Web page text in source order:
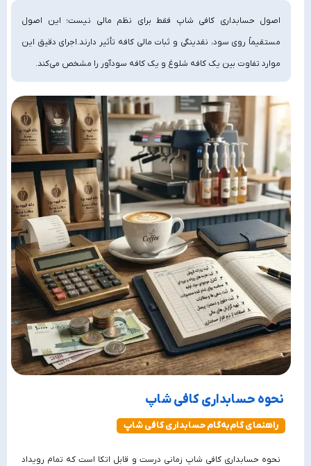
اصول حسابداری کافی شاپ فقط برای نظم مالی نیست؛ این اصول
مستقیماً روی سود، نقدینگی و ثبات مالی کافه تأثیر دارند.اجرای دقیق این
موارد تفاوت بین یک کافه شلوغ و یک کافه سودآور را مشخص می‌کند.
نحوه حسابداری کافی شاپ
راهنمای گام‌به‌گام حسابداری کافی شاپ
نحوه حسابداری کافی شاپ زمانی درست و قابل اتکا است که تمام رویداد